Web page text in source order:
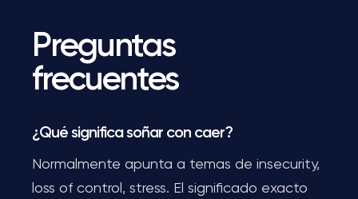
Preguntas
frecuentes
¿Qué significa soñar con caer?
Normalmente apunta a temas de insecurity,
loss of control, stress. El significado exacto